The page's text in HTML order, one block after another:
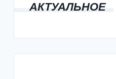
АКТУАЛЬНОЕ